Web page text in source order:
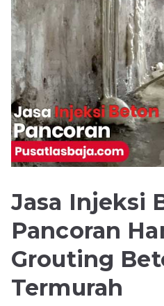
Jasa Injeksi
Pancoran
Grouting
Termurah